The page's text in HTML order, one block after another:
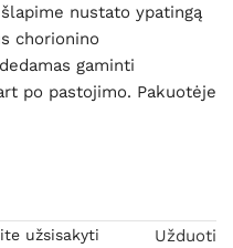
nustato ypatingą
chorionino
gaminti
po pastojimo. Pakuotėje
užsisakyti
Užduoti